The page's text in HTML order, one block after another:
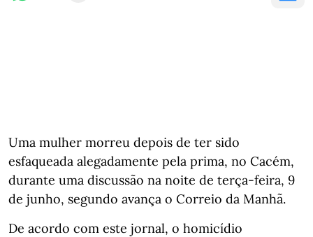
Uma mulher morreu depois de ter sido
esfaqueada alegadamente pela prima, no Cacém,
durante uma discussão na noite de terça-feira, 9
de junho, segundo avança o Correio da Manhã.
De acordo com este jornal, o homicídio